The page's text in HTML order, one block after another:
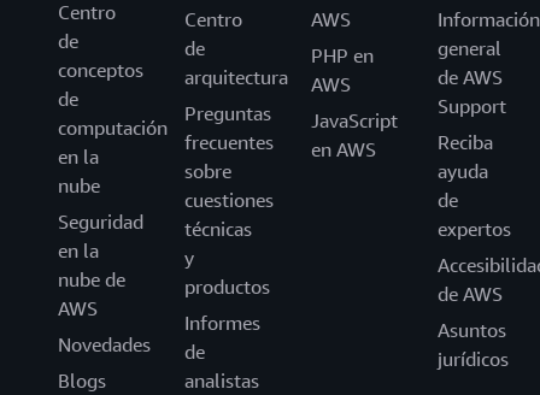
Centro
de
conceptos
de
computación
en la
nube
Seguridad
en la
nube de
AWS
Novedades
Blogs
Centro
de
arquitectura
Preguntas
frecuentes
sobre
cuestiones
técnicas
y
productos
Informes
de
analistas
AWS
PHP en
AWS
JavaScript
en AWS
Información
general
de AWS
Support
Reciba
ayuda
de
expertos
de AWS
Asuntos
jurídicos